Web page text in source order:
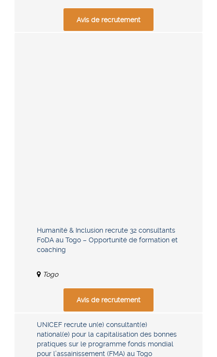
Avis de recrutement
Humanité & Inclusion recrute 32 consultants
FoDA au Togo – Opportunité de formation et
coaching
Togo
Avis de recrutement
UNICEF recrute un(e) consultant(e)
national(e) pour la capitalisation des bonnes
pratiques sur le programme fonds mondial
pour l’assainissement (FMA) au Togo